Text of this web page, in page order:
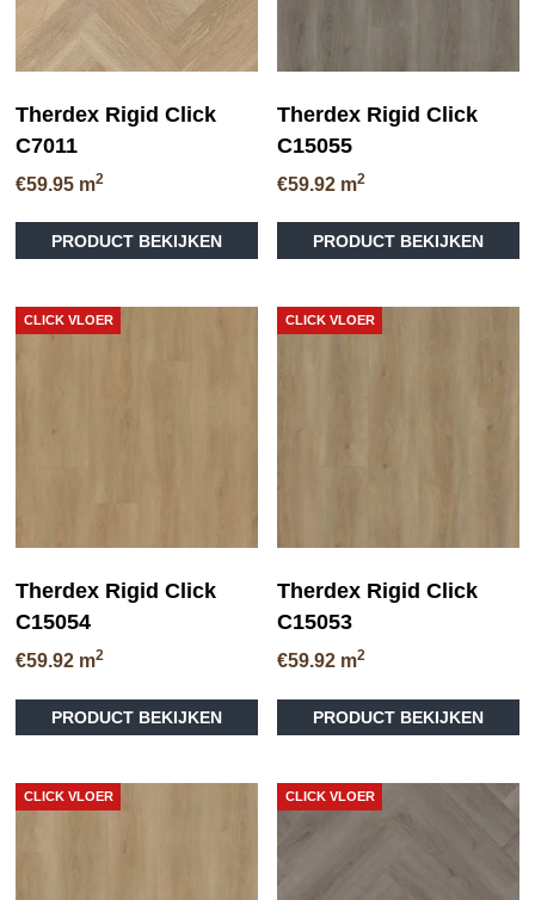
Therdex Rigid Click
C7011
€59.95 m2
PRODUCT BEKIJKEN
Therdex Rigid Click
C15055
€59.92 m2
PRODUCT BEKIJKEN
CLICK VLOER
Therdex Rigid Click
C15054
€59.92 m2
PRODUCT BEKIJKEN
CLICK VLOER
Therdex Rigid Click
C15053
€59.92 m2
PRODUCT BEKIJKEN
CLICK VLOER CLICK VLOER